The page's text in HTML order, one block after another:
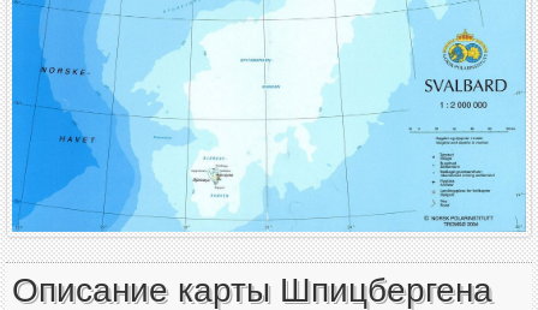
Описание карты Шпицбергена